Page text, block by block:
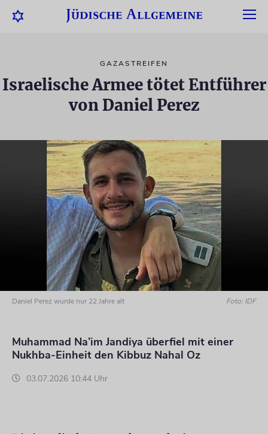
GAZASTREIFEN
Israelische Armee tötet Entführer
von Daniel Perez
Daniel Perez wurde nur 22 Jahre alt Foto: IDF
Muhammad Na’im Jandiya überfiel mit einer
Nukhba-Einheit den Kibbuz Nahal Oz
03.07.2026 10:44 Uhr